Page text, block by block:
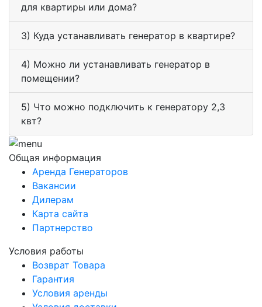
для квартиры или дома?
3) Куда устанавливать генератор в квартире?
4) Можно ли устанавливать генератор в
помещении?
5) Что можно подключить к генератору 2,3
квт?
Общая информация
Аренда Генераторов
Вакансии
Дилерам
Карта сайта
Партнерство
Условия работы
Возврат Товара
Гарантия
Условия аренды